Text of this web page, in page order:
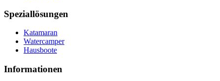
Speziallösungen
Katamaran
Watercamper
Hausboote
Informationen